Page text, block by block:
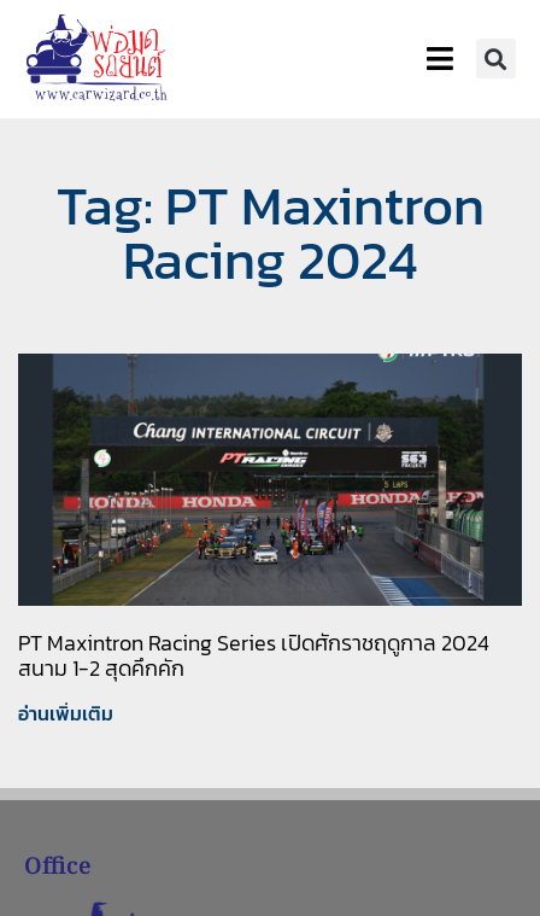
Tag: PT Maxintron
Racing 2024
PT Maxintron Racing Series เปิดศักราชฤดูกาล 2024
สนาม 1-2 สุดคึกคัก
อ่านเพิ่มเติม
Office